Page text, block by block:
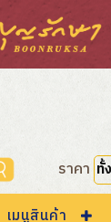
ราคา ทั้
เมนูสินค้า